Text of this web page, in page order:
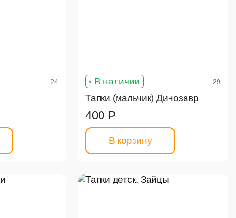
24 В наличии 29
Тапки (мальчик) Динозавр
400 Р
В корзину